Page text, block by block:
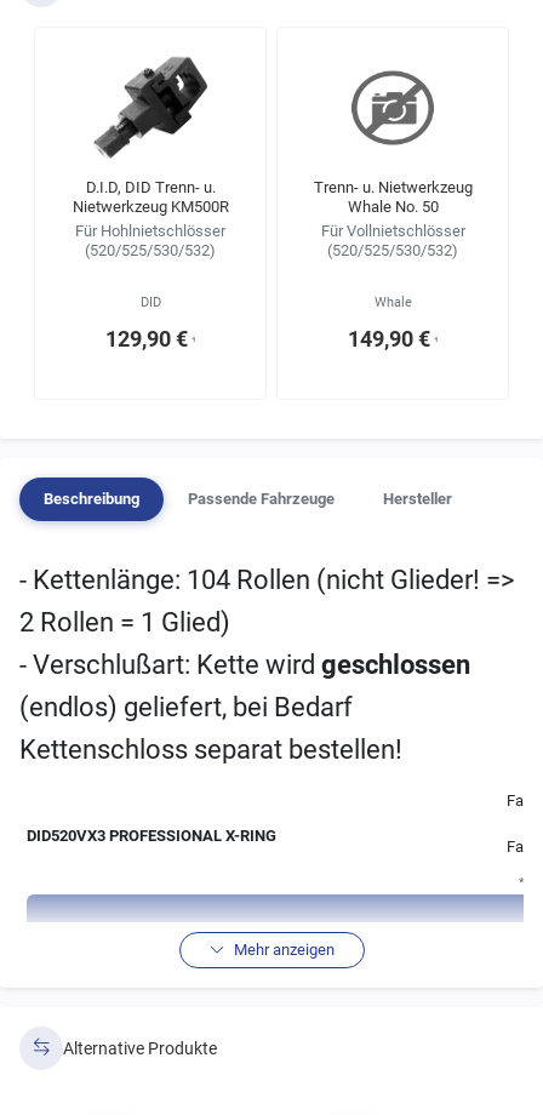
D.I.D, DID Trenn- u.
Nietwerkzeug KM500R
Für Hohlnietschlösser
(520/525/530/532)
DID
129,90 € ¹
Trenn- u. Nietwerkzeug
Whale No. 50
Für Vollnietschlösser
(520/525/530/532)
Whale
149,90 € ¹
Beschreibung Passende Fahrzeuge Hersteller
- Kettenlänge: 104 Rollen (nicht Glieder! =>
2 Rollen = 1 Glied)
- Verschlußart: Kette wird geschlossen
(endlos) geliefert, bei Bedarf
Kettenschloss separat bestellen!
DID520VX3 PROFESSIONAL X-RING
*
technische Daten der DID520VX
Bolzenlänge
Rollen
Mehr anzeigen
Alternative Produkte